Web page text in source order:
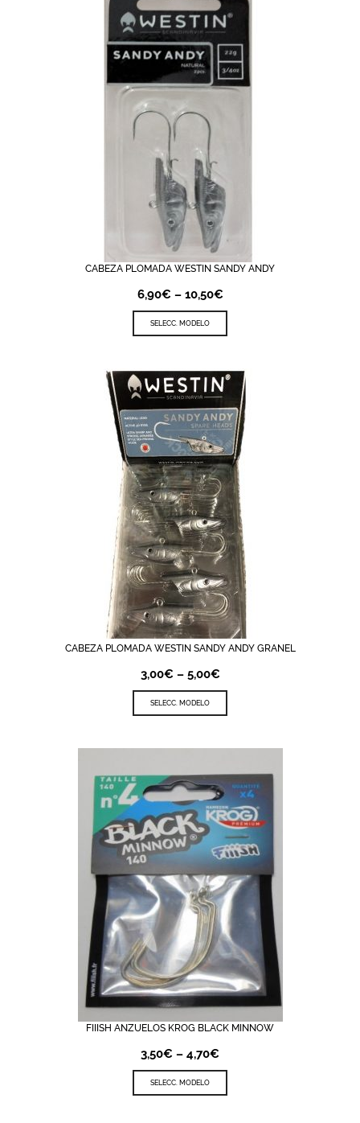
CABEZA PLOMADA WESTIN SANDY ANDY
6,90€ – 10,50€
SELECC. MODELO
CABEZA PLOMADA WESTIN SANDY ANDY GRANEL
3,00€ – 5,00€
SELECC. MODELO
FIIISH ANZUELOS KROG BLACK MINNOW
3,50€ – 4,70€
SELECC. MODELO